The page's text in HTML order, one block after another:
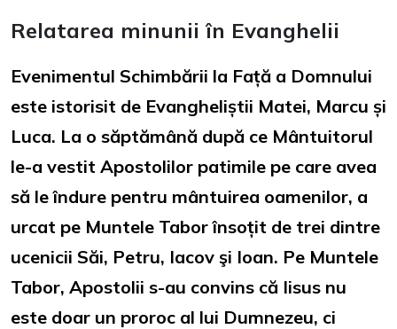
Relatarea minunii în Evanghelii
Evenimentul Schimbării la Față a Domnului
este istorisit de Evangheliștii Matei, Marcu și
Luca. La o săptămână după ce Mântuitorul
le-a vestit Apostolilor patimile pe care avea
să le îndure pentru mântuirea oamenilor, a
urcat pe Muntele Tabor însoțit de trei dintre
ucenicii Săi, Petru, Iacov şi Ioan. Pe Muntele
Tabor, Apostolii s-au convins că Iisus nu
este doar un proroc al lui Dumnezeu, ci